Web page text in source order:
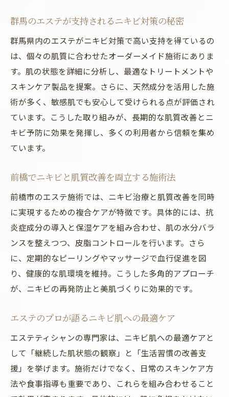
群馬のエステが支持されるニキビ対策の秘密
群馬県内のエステがニキビ対策で高い支持を得ているの
は、個々の肌質に合わせたオーダーメイド施術にありま
す。肌の状態を詳細に分析し、最適なトリートメントや
スキンケア製品を提案。さらに、天然成分を活用した施
術が多く、敏感肌でも安心して受けられる点が評価され
ています。こうした取り組みが、長期的な肌質改善とニ
キビ予防に効果を発揮し、多くの利用者から信頼を集め
ています。
前橋でニキビと肌質改善を両立する施術法
前橋市のエステ施術では、ニキビ治療と肌質改善を同時
に実現するための複合ケアが特徴です。具体的には、抗
炎症成分の導入と保湿ケアを組み合わせ、肌の水分バラ
ンスを整えつつ、皮脂コントロールを行います。さら
に、定期的なピーリングやマッサージで血行促進を図
り、健康的な肌環境を維持。こうした多角的アプローチ
が、ニキビの再発防止と美肌づくりに効果的です。
エステのプロが語るニキビ肌への最適ケア
エステティシャンの専門家は、ニキビ肌への最適ケアと
して「継続した肌状態の観察」と「生活習慣の改善支
援」を挙げます。施術だけでなく、日常のスキンケア方
法や食事指導も重要であり、これらを組み合わせること